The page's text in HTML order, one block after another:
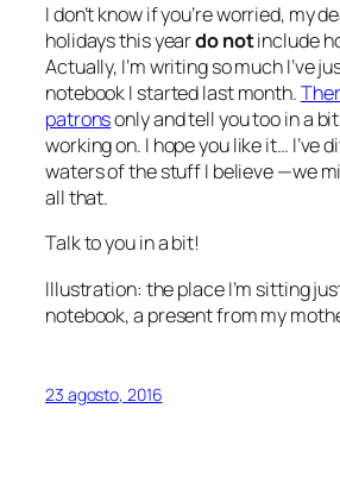
I don’t know if you’re worried, my
holidays this yeardo notinclude
Actually, I’m writing so much I’ve
notebook I started last month.
patronsonly and tell you too in a
working on. I hope you like it… I’ve
waters of the stuff I believe —we
all that.
Talk to you in a bit!
Illustration: the place I’m sitting
notebook, a present from my
23 agosto, 2016